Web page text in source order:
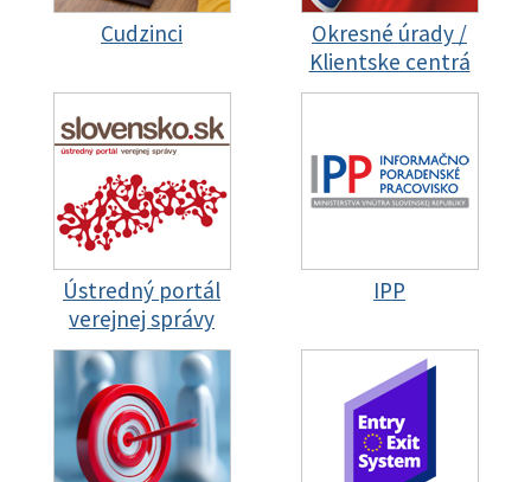
Cudzinci
Okresné úrady /
Klientske centrá
Ústredný portál
verejnej správy
IPP